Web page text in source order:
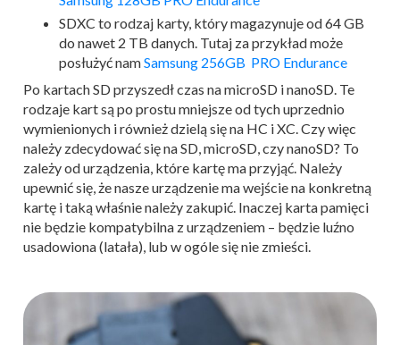
SDXC to rodzaj karty, który magazynuje od 64 GB
do nawet 2 TB danych. Tutaj za przykład może
posłużyć namSamsung 256GB PRO Endurance
Po kartach SD przyszedł czas na microSD i nanoSD. Te
rodzaje kart są po prostu mniejsze od tych uprzednio
wymienionych i również dzielą się na HC i XC. Czy więc
należy zdecydować się na SD, microSD, czy nanoSD? To
zależy od urządzenia, które kartę ma przyjąć. Należy
upewnić się, że nasze urządzenie ma wejście na konkretną
kartę i taką właśnie należy zakupić. Inaczej karta pamięci
nie będzie kompatybilna z urządzeniem – będzie luźno
usadowiona (latała), lub w ogóle się nie zmieści.